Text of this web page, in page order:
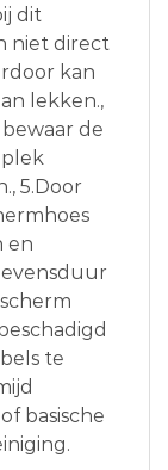
dit
niet direct
kan
lekken.,
de
5.Door
en
te
basische